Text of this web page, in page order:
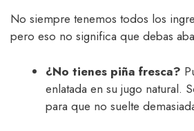
No siempre tenemos todos los
pero eso no significa que debas
¿No tienes piña fresca?
enlatada en su jugo natural.
para que no suelte